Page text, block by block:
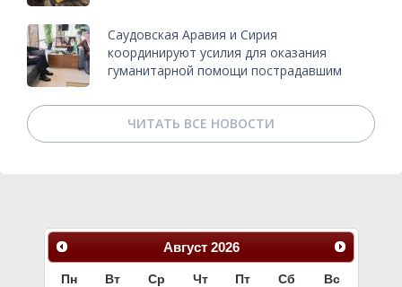
Саудовская Аравия и Сирия
координируют усилия для оказания
гуманитарной помощи пострадавшим
ЧИТАТЬ ВСЕ НОВОСТИ
Август 2026
Пн Вт Ср Чт Пт Сб Вс